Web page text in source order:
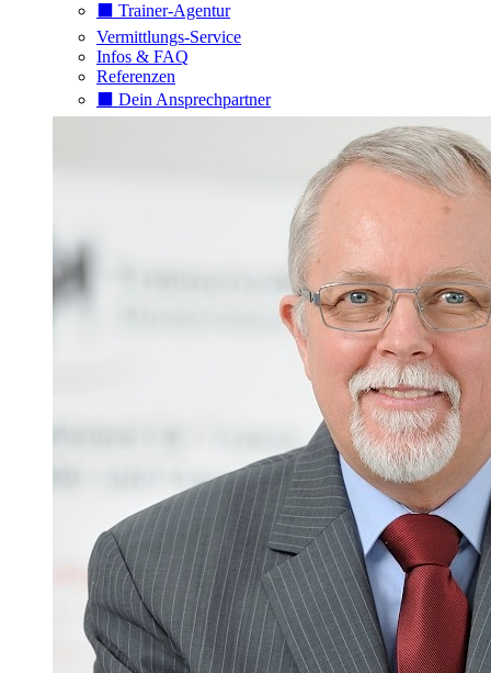
⬛️ Trainer-Agentur
Vermittlungs-Service
Infos & FAQ
Referenzen
⬛️ Dein Ansprechpartner